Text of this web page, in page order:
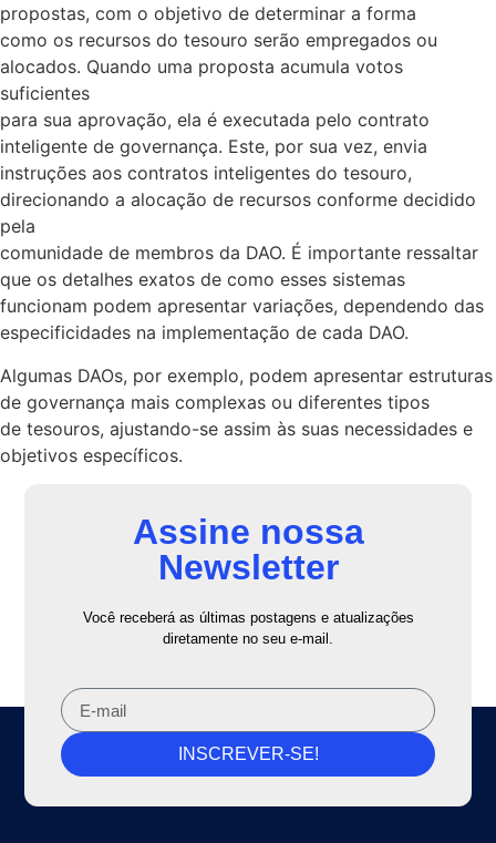
propostas, com o objetivo de determinar a forma
como os recursos do tesouro serão empregados ou
alocados. Quando uma proposta acumula votos
suficientes
para sua aprovação, ela é executada pelo contrato
inteligente de governança. Este, por sua vez, envia
instruções aos contratos inteligentes do tesouro,
direcionando a alocação de recursos conforme decidido
pela
comunidade de membros da DAO. É importante ressaltar
que os detalhes exatos de como esses sistemas
funcionam podem apresentar variações, dependendo das
especificidades na implementação de cada DAO.
Algumas DAOs, por exemplo, podem apresentar estruturas
de governança mais complexas ou diferentes tipos
de tesouros, ajustando-se assim às suas necessidades e
objetivos específicos.
Assine nossa
Newsletter
Você receberá as últimas postagens e atualizações
diretamente no seu e-mail.
INSCREVER-SE!